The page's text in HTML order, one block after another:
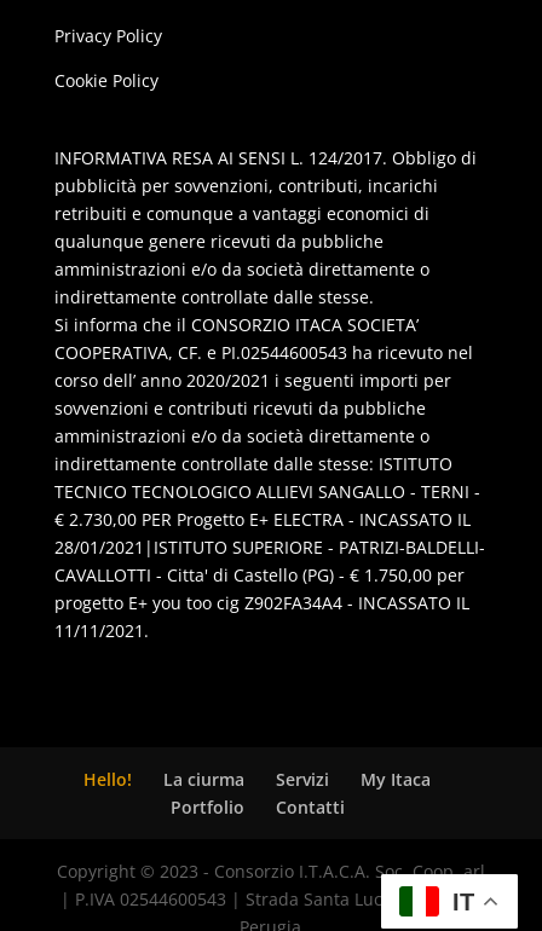
Privacy Policy
Cookie Policy
INFORMATIVA RESA AI SENSI L. 124/2017. Obbligo di
pubblicità per sovvenzioni, contributi, incarichi
retribuiti e comunque a vantaggi economici di
qualunque genere ricevuti da pubbliche
amministrazioni e/o da società direttamente o
indirettamente controllate dalle stesse.
Si informa che il CONSORZIO ITACA SOCIETA’
COOPERATIVA, CF. e PI.02544600543 ha ricevuto nel
corso dell’ anno 2020/2021 i seguenti importi per
sovvenzioni e contributi ricevuti da pubbliche
amministrazioni e/o da società direttamente o
indirettamente controllate dalle stesse: ISTITUTO
TECNICO TECNOLOGICO ALLIEVI SANGALLO - TERNI -
€ 2.730,00 PER Progetto E+ ELECTRA - INCASSATO IL
28/01/2021|ISTITUTO SUPERIORE - PATRIZI-BALDELLI-
CAVALLOTTI - Citta' di Castello (PG) - € 1.750,00 per
progetto E+ you too cig Z902FA34A4 - INCASSATO IL
11/11/2021.
Hello! La ciurma Servizi
My Itaca
Portfolio
Contatti
Copyright © 2023 - Consorzio I.T.A.C.A. Soc. Coop. arl
| P.IVA 02544600543 | Strada Santa Lucia, 8 - 06125
Perugia
IT